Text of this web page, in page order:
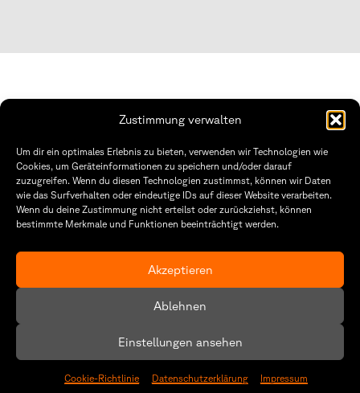
Zustimmung verwalten
Um dir ein optimales Erlebnis zu bieten, verwenden wir Technologien wie
Cookies, um Geräteinformationen zu speichern und/oder darauf
zuzugreifen. Wenn du diesen Technologien zustimmst, können wir Daten
wie das Surfverhalten oder eindeutige IDs auf dieser Website verarbeiten.
Wenn du deine Zustimmung nicht erteilst oder zurückziehst, können
bestimmte Merkmale und Funktionen beeinträchtigt werden.
Akzeptieren
Ablehnen
Einstellungen ansehen
Cookie-Richtlinie Datenschutzerklärung Impressum
Technische Hochschule
Würzburg-Schweinfurt
Sanderheinrichsleitenweg 20
97074 Würzburg
Öffnungszeiten Dekanat
Montag – Freitag
8:30 – 12:00
Dienstag & Donnerstag
8:30 – 15:30